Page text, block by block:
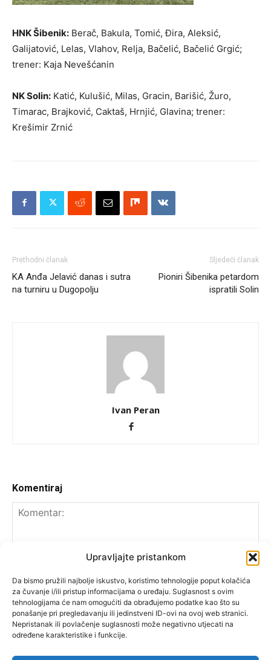
Upravljajte pristankom
Da bismo pružili najbolje iskustvo, koristimo tehnologije poput kolačića
za čuvanje i/ili pristup informacijama o uređaju. Suglasnost s ovim
tehnologijama će nam omogućiti da obrađujemo podatke kao što su
ponašanje pri pregledavanju ili jedinstveni ID-ovi na ovoj web stranici.
Nepristanak ili povlačenje suglasnosti može negativno utjecati na
određene karakteristike i funkcije.
HNK Šibenik: Berač, Bakula, Tomić, Đira, Aleksić,
Galijatović, Lelas, Vlahov, Relja, Bačelić, Bačelić Grgić;
trener: Kaja Nevešćanin
NK Solin: Katić, Kulušić, Milas, Gracin, Barišić, Žuro,
Timarac, Brajković, Caktaš, Hrnjić, Glavina; trener:
Krešimir Zrnić
Prethodni članak
KA Anđa Jelavić danas i sutra
na turniru u Dugopolju
Sljedeći članak
Pioniri Šibenika petardom
ispratili Solin
Ivan Peran
Komentiraj